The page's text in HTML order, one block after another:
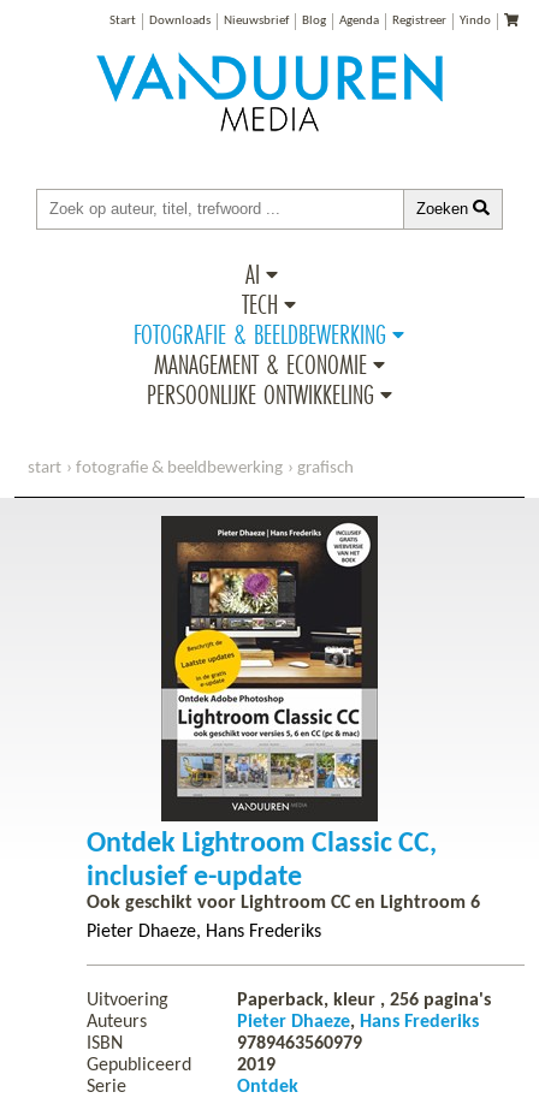
Start Downloads Nieuwsbrief Blog Agenda Registreer Yindo
Zoeken
AI
TECH
FOTOGRAFIE & BEELDBEWERKING
MANAGEMENT & ECONOMIE
PERSOONLIJKE ONTWIKKELING
start fotografie & beeldbewerking grafisch
ontdek lightroom classic cc, inclusief e-update
Ontdek Lightroom Classic CC,
inclusief e-update
Ook geschikt voor Lightroom CC en Lightroom 6
Pieter Dhaeze
Hans Frederiks
Uitvoering Paperback, kleur , 256 pagina's
Auteurs
Pieter Dhaeze
Hans Frederiks
ISBN
9789463560979
Gepubliceerd
2019
Serie
Ontdek